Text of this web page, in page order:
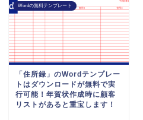
Wordの無料テンプレート
「住所録」のWordテンプレー
トはダウンロードが無料で実
行可能！年賀状作成時に顧客
リストがあると重宝します！